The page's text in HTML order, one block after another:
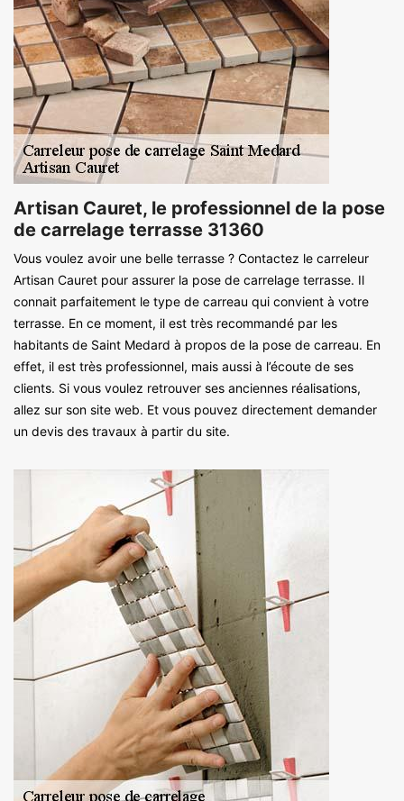
Artisan Cauret, le professionnel de la pose
de carrelage terrasse 31360
Vous voulez avoir une belle terrasse ? Contactez le carreleur
Artisan Cauret pour assurer la pose de carrelage terrasse. Il
connait parfaitement le type de carreau qui convient à votre
terrasse. En ce moment, il est très recommandé par les
habitants de Saint Medard à propos de la pose de carreau. En
effet, il est très professionnel, mais aussi à l’écoute de ses
clients. Si vous voulez retrouver ses anciennes réalisations,
allez sur son site web. Et vous pouvez directement demander
un devis des travaux à partir du site.